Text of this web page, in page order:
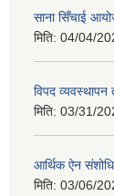
साना सिँचाई
मिति: 04/04/
विपद
मिति: 03/31/
आर्थिक ऐन
मिति: 03/06/